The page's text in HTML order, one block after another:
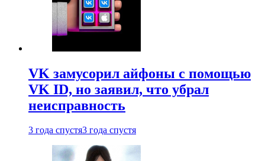
VK замусорил айфоны с помощью
VK ID, но заявил, что убрал
неисправность
3 года спустя3 года спустя